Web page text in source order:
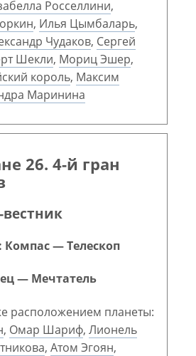
Росселлини,
, Илья Цымбаларь,
Чудаков, Сергей
Шекли, Мориц Эшер,
король, Максим
Маринина
26. 4-й гран
— Телескоп
— Мечтатель
расположением планеты:
, Омар Шариф, Лионель
, Атом Эгоян,